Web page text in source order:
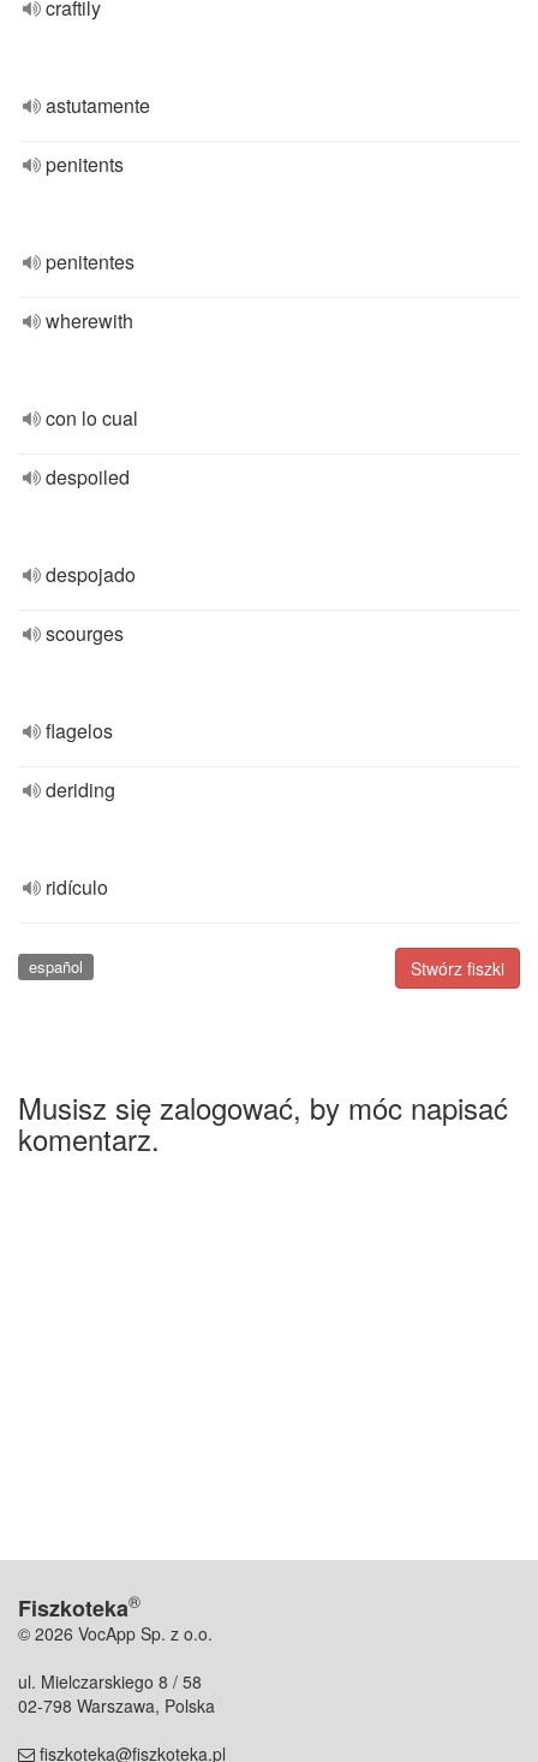
craftily
astutamente
penitents
penitentes
wherewith
con lo cual
despoiled
despojado
scourges
flagelos
deriding
ridículo
Stwórz fiszki
español
Musisz się zalogować, by móc napisać
komentarz.
Fiszkoteka®
© 2026 VocApp Sp. z o.o.
ul. Mielczarskiego 8 / 58
02-798 Warszawa, Polska
fiszkoteka@fiszkoteka.pl